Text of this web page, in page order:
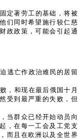
定著劳工的基础，将被
们同时希望施行较仁慈
政政策，可能会引起通
逃亡作政治难民的居留
，和现在最后俄国十月
受到最严重的失败，但
当群众已经开始动员向
，在每一工会及工党支
而且在欧洲以及全世界